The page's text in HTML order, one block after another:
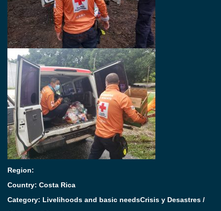
Region:
Country: Costa Rica
Category: Livelihoods and basic needsCrisis y Desastres /